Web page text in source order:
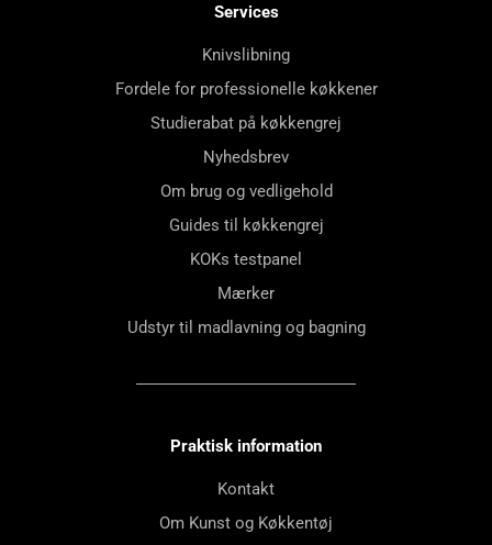
Services
Knivslibning
Fordele for professionelle køkkener
Studierabat på køkkengrej
Nyhedsbrev
Om brug og vedligehold
Guides til køkkengrej
KOKs testpanel
Mærker
Udstyr til madlavning og bagning
Praktisk information
Kontakt
Om Kunst og Køkkentøj